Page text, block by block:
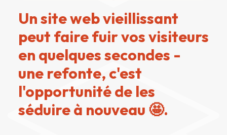
Un site web vieillissant
peut faire fuir vos visiteurs
en quelques secondes -
une refonte, c'est
l'opportunité de les
séduire à nouveau 🤩.